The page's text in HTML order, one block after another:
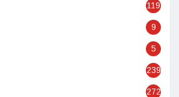
119
9
5
239
272